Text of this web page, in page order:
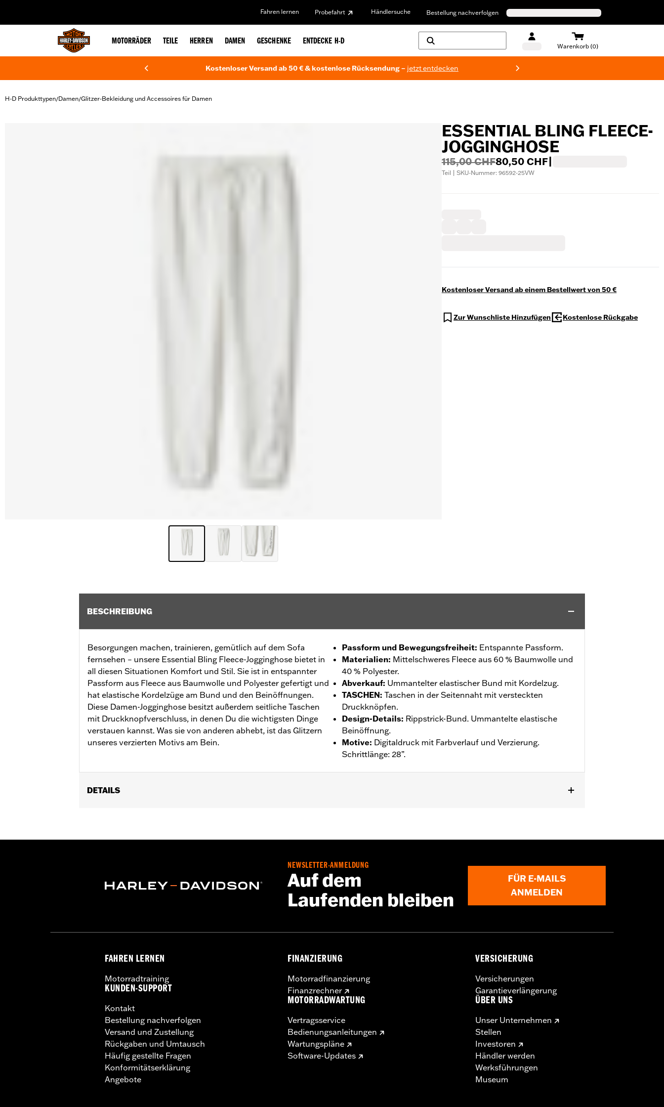
Fahren lernen Probefahrt Händlersuche Bestellung nachverfolgen
MOTORRÄDER TEILE HERREN DAMEN GESCHENKE ENTDECKE H-D
Warenkorb (0)
Kostenloser Versand ab 50 € & kostenlose Rücksendung – jetzt entdecken
H-D Produkttypen/Damen/Glitzer-Bekleidung und Accessoires für Damen
ESSENTIAL BLING FLEECE-
JOGGINGHOSE
115,00 CHF80,50 CHF
Teil | SKU-Nummer: 96592-25VW
Kostenloser Versand ab einem Bestellwert von 50 €
Zur Wunschliste Hinzufügen Kostenlose Rückgabe
BESCHREIBUNG
Besorgungen machen, trainieren, gemütlich auf dem Sofa
fernsehen – unsere Essential Bling Fleece-Jogginghose bietet in
all diesen Situationen Komfort und Stil. Sie ist in entspannter
Passform aus Fleece aus Baumwolle und Polyester gefertigt und
hat elastische Kordelzüge am Bund und den Beinöffnungen.
Diese Damen-Jogginghose besitzt außerdem seitliche Taschen
mit Druckknopfverschluss, in denen Du die wichtigsten Dinge
verstauen kannst. Was sie von anderen abhebt, ist das Glitzern
unseres verzierten Motivs am Bein.
Passform und Bewegungsfreiheit: Entspannte Passform.
Materialien: Mittelschweres Fleece aus 60 % Baumwolle und
40 % Polyester.
Abverkauf: Ummantelter elastischer Bund mit Kordelzug.
TASCHEN: Taschen in der Seitennaht mit versteckten
Druckknöpfen.
Design-Details: Rippstrick-Bund. Ummantelte elastische
Beinöffnung.
Motive: Digitaldruck mit Farbverlauf und Verzierung.
Schrittlänge: 28”.
DETAILS
Herkunft:Importiert
NEWSLETTER-ANMELDUNG
Auf dem
Laufenden bleiben
FÜR E-MAILS
ANMELDEN
FAHREN LERNEN
Motorradtraining
KUNDEN-SUPPORT
Kontakt
Bestellung nachverfolgen
Versand und Zustellung
Rückgaben und Umtausch
Häufig gestellte Fragen
Konformitätserklärung
Angebote
FINANZIERUNG
Motorradfinanzierung
Finanzrechner
MOTORRADWARTUNG
Vertragsservice
Bedienungsanleitungen
Wartungspläne
Software-Updates
VERSICHERUNG
Versicherungen
Garantieverlängerung
ÜBER UNS
Unser Unternehmen
Stellen
Investoren
Händler werden
Werksführungen
Museum